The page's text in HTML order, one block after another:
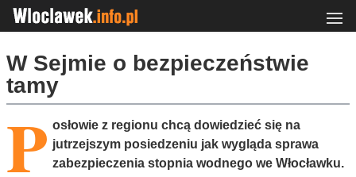
W Sejmie o bezpieczeństwie
tamy
P osłowie z regionu chcą dowiedzieć się na
jutrzejszym posiedzeniu jak wygląda sprawa
zabezpieczenia stopnia wodnego we Włocławku.